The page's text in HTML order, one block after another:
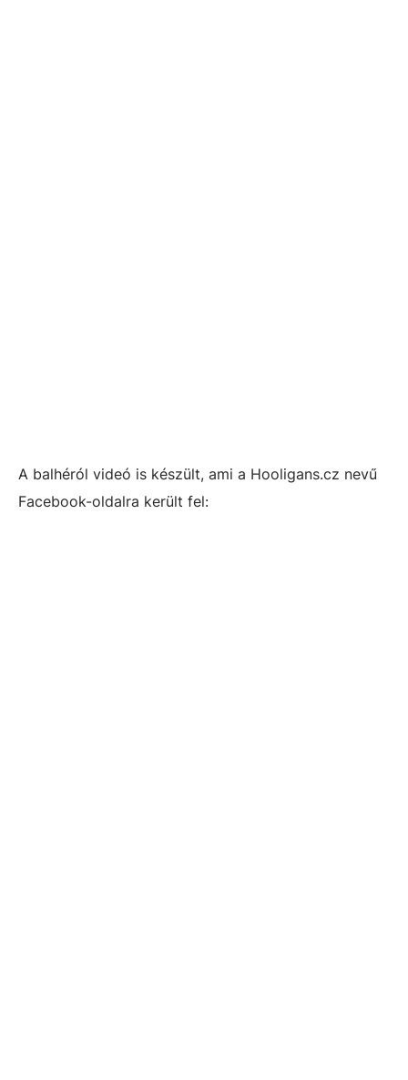
A balhéról videó is készült, ami a Hooligans.cz nevű
Facebook-oldalra került fel: